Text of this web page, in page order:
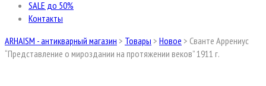
SALE до 50%
Контакты
ARHAISM - антикварный магазин > Товары > Новое > Сванте Аррениус
“Представление о мироздании на протяжении веков” 1911 г.